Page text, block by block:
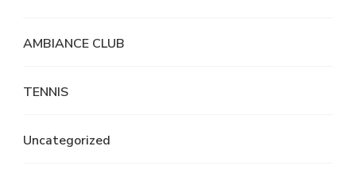
AMBIANCE CLUB
TENNIS
Uncategorized